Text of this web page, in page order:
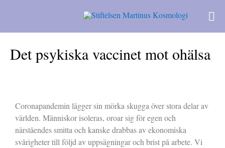
Det psykiska vaccinet mot ohälsa
Coronapandemin lägger sin mörka skugga över stora delar av
världen. Människor isoleras, oroar sig för egen och
närståendes smitta och kanske drabbas av ekonomiska
svårigheter till följd av uppsägningar och brist på arbete. Vi